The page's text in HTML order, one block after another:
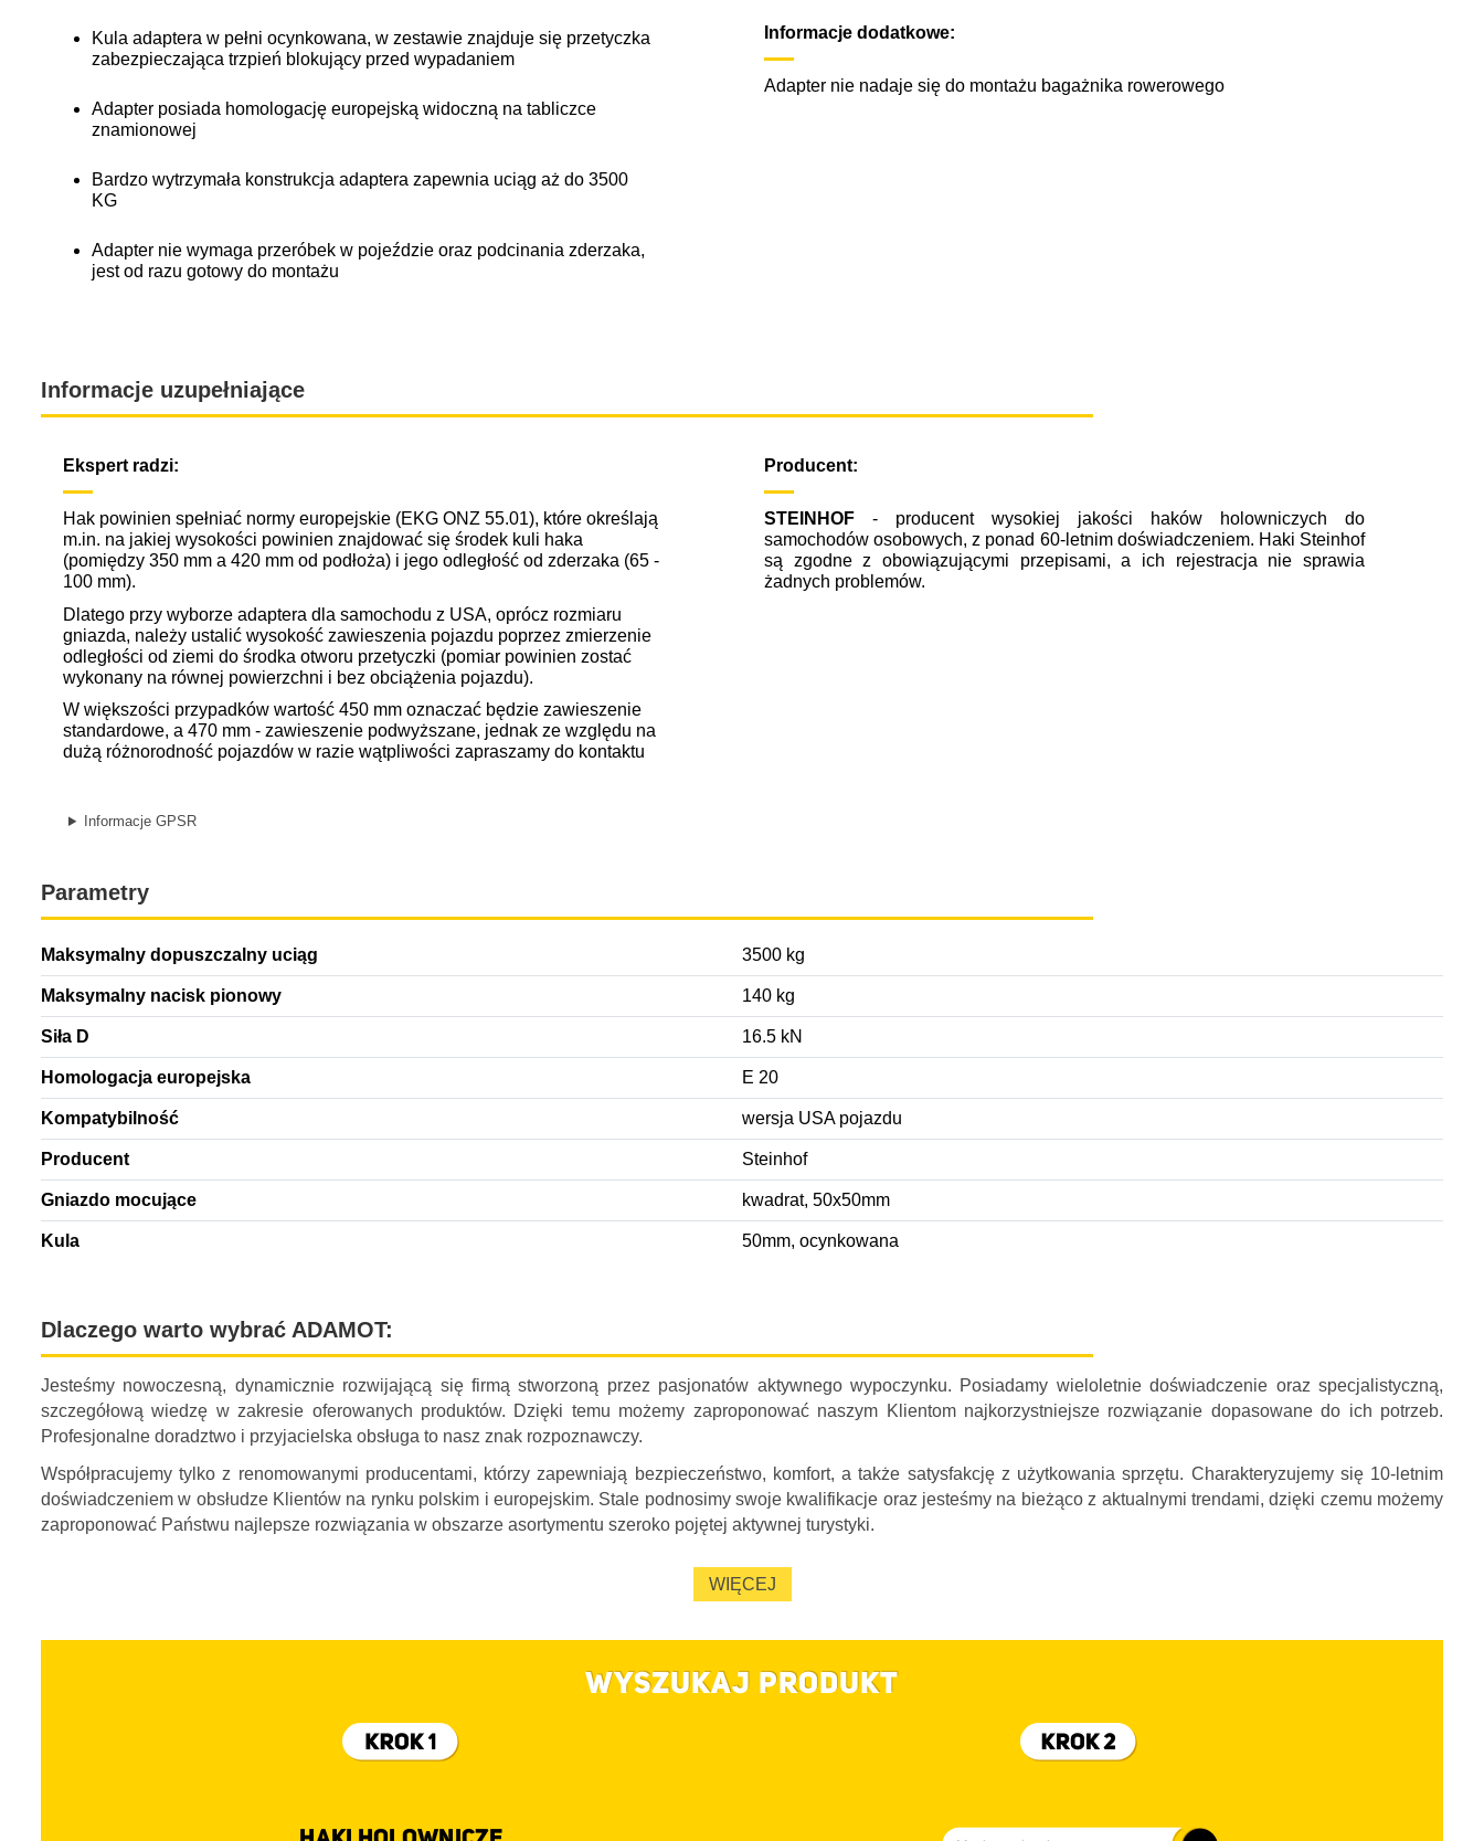
Kula adaptera w pełni ocynkowana, w zestawie znajduje się przetyczka
zabezpieczająca trzpień blokujący przed wypadaniem
Adapter posiada homologację europejską widoczną na tabliczce
znamionowej
Bardzo wytrzymała konstrukcja adaptera zapewnia uciąg aż do 3500
KG
Adapter nie wymaga przeróbek w pojeździe oraz podcinania zderzaka,
jest od razu gotowy do montażu
Informacje dodatkowe:
Adapter nie nadaje się do montażu bagażnika rowerowego
Informacje uzupełniające
Ekspert radzi:
Hak powinien spełniać normy europejskie (EKG ONZ 55.01), które określają
m.in. na jakiej wysokości powinien znajdować się środek kuli haka
(pomiędzy 350 mm a 420 mm od podłoża) i jego odległość od zderzaka (65 -
100 mm).
Dlatego przy wyborze adaptera dla samochodu z USA, oprócz rozmiaru
gniazda, należy ustalić wysokość zawieszenia pojazdu poprzez zmierzenie
odległości od ziemi do środka otworu przetyczki (pomiar powinien zostać
wykonany na równej powierzchni i bez obciążenia pojazdu).
W większości przypadków wartość 450 mm oznaczać będzie zawieszenie
standardowe, a 470 mm - zawieszenie podwyższane, jednak ze względu na
dużą różnorodność pojazdów w razie wątpliwości zapraszamy do kontaktu
Producent:
STEINHOF- producent wysokiej jakości haków holowniczych do
samochodów osobowych, z ponad 60-letnim doświadczeniem. Haki Steinhof
są zgodne z obowiązującymi przepisami, a ich rejestracja nie sprawia
żadnych problemów.
Informacje GPSR
Parametry
Maksymalny dopuszczalny uciąg 3500 kg
Maksymalny nacisk pionowy 140 kg
Siła D 16.5 kN
Homologacja europejska E 20
Kompatybilność wersja USA pojazdu
Producent Steinhof
Gniazdo mocujące kwadrat, 50x50mm
Kula 50mm, ocynkowana
Dlaczego warto wybrać ADAMOT:
Jesteśmy nowoczesną, dynamicznie rozwijającą się firmą stworzoną przez pasjonatów aktywnego wypoczynku. Posiadamy wieloletnie doświadczenie oraz specjalistyczną,
szczegółową wiedzę w zakresie oferowanych produktów. Dzięki temu możemy zaproponować naszym Klientom najkorzystniejsze rozwiązanie dopasowane do ich potrzeb.
Profesjonalne doradztwo i przyjacielska obsługa to nasz znak rozpoznawczy.
Współpracujemy tylko z renomowanymi producentami, którzy zapewniają bezpieczeństwo, komfort, a także satysfakcję z użytkowania sprzętu. Charakteryzujemy się 10-letnim
doświadczeniem w obsłudze Klientów na rynku polskim i europejskim. Stale podnosimy swoje kwalifikacje oraz jesteśmy na bieżąco z aktualnymi trendami, dzięki czemu możemy
zaproponować Państwu najlepsze rozwiązania w obszarze asortymentu szeroko pojętej aktywnej turystyki.
14 696 01 99.
WIĘCEJ
WYSZUKAJ PRODUKT